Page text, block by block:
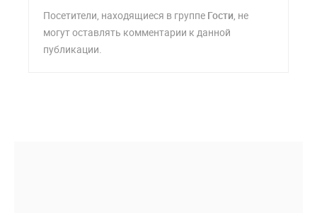
Посетители, находящиеся в группе Гости, не
могут оставлять комментарии к данной
публикации.